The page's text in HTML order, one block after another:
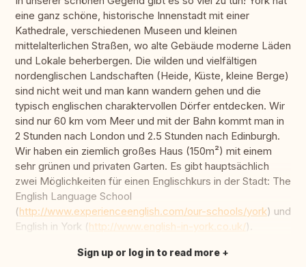
eine ganz schöne, historische Innenstadt mit einer
Kathedrale, verschiedenen Museen und kleinen
mittelalterlichen Straßen, wo alte Gebäude moderne Läden
und Lokale beherbergen. Die wilden und vielfältigen
nordenglischen Landschaften (Heide, Küste, kleine Berge)
sind nicht weit und man kann wandern gehen und die
typisch englischen charaktervollen Dörfer entdecken. Wir
sind nur 60 km vom Meer und mit der Bahn kommt man in
2 Stunden nach London und 2.5 Stunden nach Edinburgh.
Wir haben ein ziemlich großes Haus (150m²) mit einem
sehr grünen und privaten Garten. Es gibt hauptsächlich
zwei Möglichkeiten für einen Englischkurs in der Stadt: The
English Language School
(http://www.experienceenglish.com/our-schools/york) und
English in York (http://www.english-in-york.co.uk/).
Translate this
Sign up or log in to read more